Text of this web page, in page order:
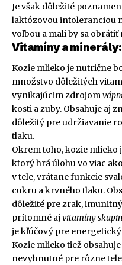
Je však dôležité
laktózovou intoleranciou
voľbou a mali by sa
Vitamíny a
Kozie mlieko je nutrične
množstvo dôležitých
vynikajúcim zdrojom
kosti a zuby. Obsahuje aj
dôležitý pre udržiavanie
tlaku.
Okrem toho, kozie
ktorý hrá úlohu vo viac
v tele, vrátane funkcie
cukru a krvného tlaku.
dôležité pre zrak,
prítomné aj vitamíny
je kľúčový pre
Kozie mlieko tiež obsahuje
nevyhnutné pre rôzne